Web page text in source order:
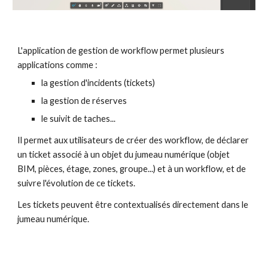
L'application de gestion de workflow permet plusieurs
applications comme :
la gestion d'incidents (tickets)
la gestion de réserves
le suivit de taches...
Il permet aux utilisateurs de créer des workflow, de déclarer
un ticket associé à un objet du jumeau numérique (objet
BIM, pièces, étage, zones, groupe...) et à un workflow, et de
suivre l'évolution de ce tickets.
Les tickets peuvent être contextualisés directement dans le
jumeau numérique.